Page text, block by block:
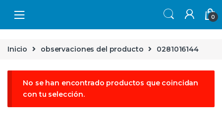
0
Inicio observaciones del producto 0281016144
No se han encontrado productos que coincidan
con tu selección.